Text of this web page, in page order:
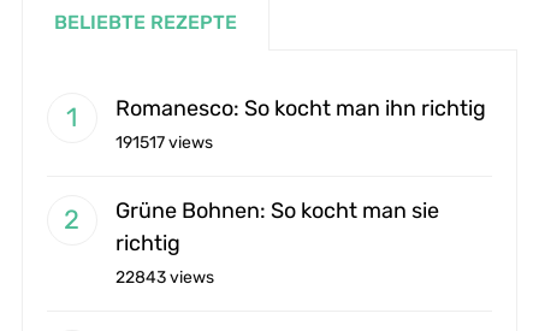
BELIEBTE REZEPTE
Romanesco: So kocht man ihn richtig
191517 views
Grüne Bohnen: So kocht man sie
richtig
22843 views